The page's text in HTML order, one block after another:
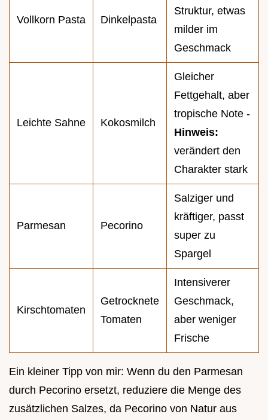
Vollkorn Pasta Dinkelpasta
Struktur, etwas
milder im
Geschmack
Leichte Sahne Kokosmilch
Gleicher
Fettgehalt, aber
tropische Note -
Hinweis:
verändert den
Charakter stark
Parmesan Pecorino
Salziger und
kräftiger, passt
super zu
Spargel
Kirschtomaten
Getrocknete
Tomaten
Intensiverer
Geschmack,
aber weniger
Frische
Ein kleiner Tipp von mir: Wenn du den Parmesan
durch Pecorino ersetzt, reduziere die Menge des
zusätzlichen Salzes, da Pecorino von Natur aus